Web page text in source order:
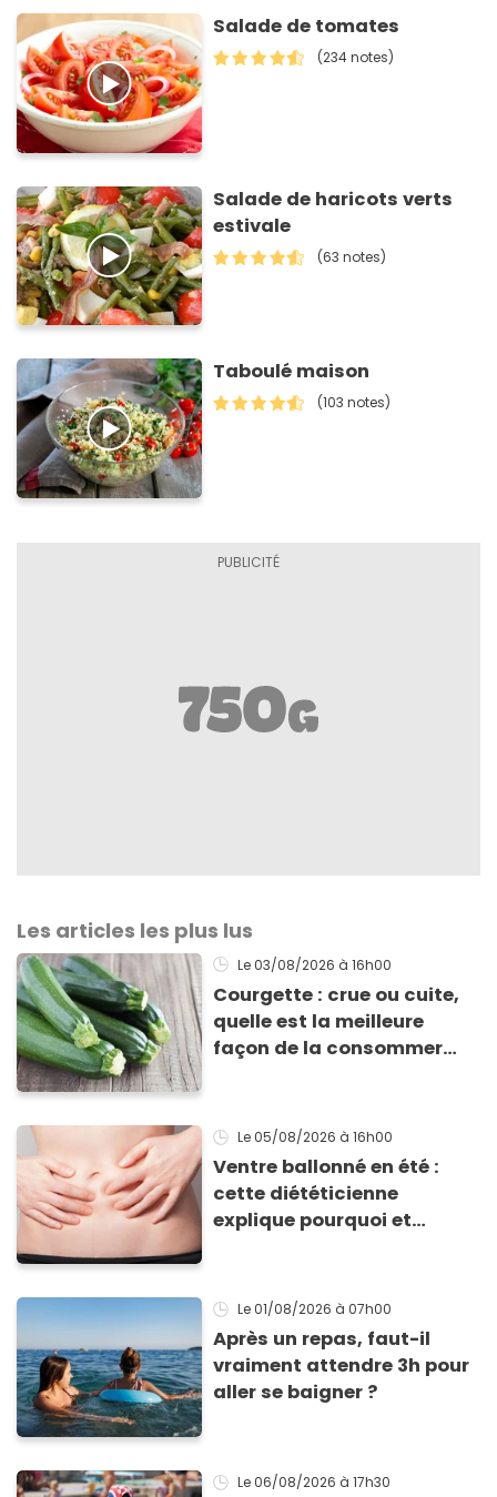
Salade de tomates
(234 notes)
Salade de haricots verts
estivale
(63 notes)
Taboulé maison
(103 notes)
Les articles les plus lus
Le 03/08/2026 à 16h00
Courgette : crue ou cuite,
quelle est la meilleure
façon de la consommer
Le 05/08/2026 à 16h00
Ventre ballonné en été :
cette diététicienne
explique pourquoi et
Le 01/08/2026 à 07h00
Après un repas, faut-il
vraiment attendre 3h pour
aller se baigner ?
Le 06/08/2026 à 17h30